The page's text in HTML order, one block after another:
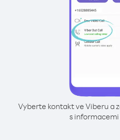
Vyberte kontakt ve Viberu a
s